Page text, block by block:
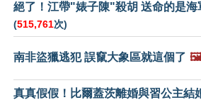
絕了！江帶"婊子陳"殺胡 送命的是海
(515,761次)
南非盜獵逃犯 誤竄大象區就這個了 🖼️
真真假假！比爾蓋茨離婚與習公主結